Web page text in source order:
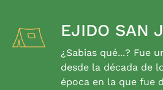
EJIDO SAN
¿Sabias qué...? Fue
desde la década de
época en la que fue